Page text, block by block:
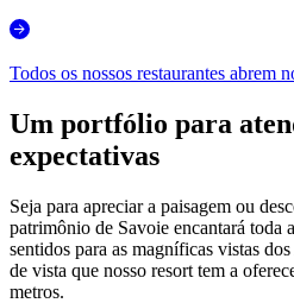
Todos os nossos restaurantes abrem
Um portfólio para
expectativas
Seja para apreciar a paisagem ou
patrimônio de Savoie encantará toda
sentidos para as magníficas vistas
de vista que nosso resort tem a
metros.